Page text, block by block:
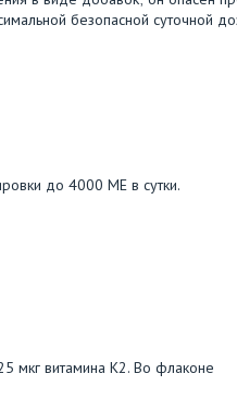
безопасной суточной
до 4000 МЕ в сутки.
мкг витамина К2. Во флаконе